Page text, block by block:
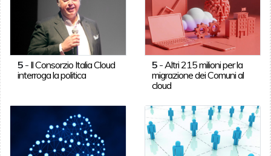
5- Il Consorzio Italia Cloud
interroga la politica
5 - Altri 215 milioni per la
migrazione dei Comuni al
cloud